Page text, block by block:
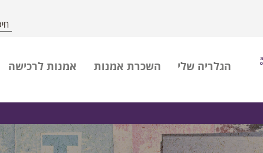
הגלריה שלי השכרת אמנות אמנות לרכישה